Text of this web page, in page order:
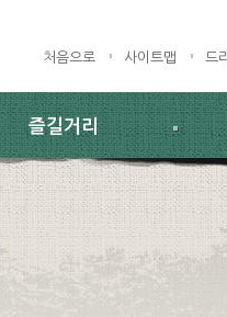
처음으로 사이트맵 드
즐길거리